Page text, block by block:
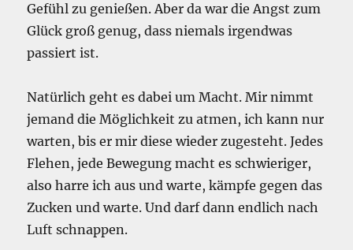
Gefühl zu genießen. Aber da war die Angst zum
Glück groß genug, dass niemals irgendwas
passiert ist.
Natürlich geht es dabei um Macht. Mir nimmt
jemand die Möglichkeit zu atmen, ich kann nur
warten, bis er mir diese wieder zugesteht. Jedes
Flehen, jede Bewegung macht es schwieriger,
also harre ich aus und warte, kämpfe gegen das
Zucken und warte. Und darf dann endlich nach
Luft schnappen.